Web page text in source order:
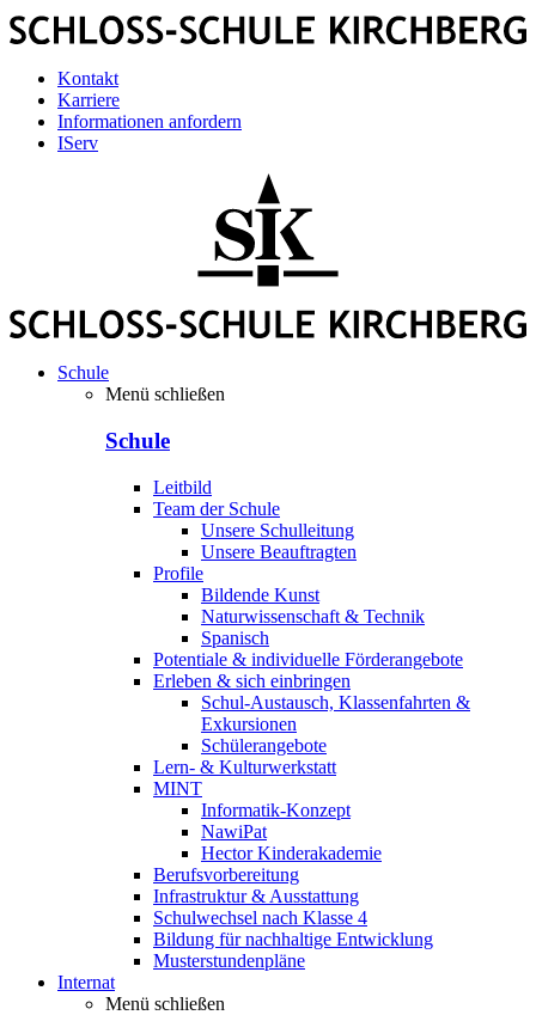
Kontakt
Karriere
Informationen anfordern
IServ
Schule
Menü schließen
Schule
Leitbild
Team der Schule
Unsere Schulleitung
Unsere Beauftragten
Profile
Bildende Kunst
Naturwissenschaft & Technik
Spanisch
Potentiale & individuelle Förderangebote
Erleben & sich einbringen
Schul-Austausch, Klassenfahrten &
Exkursionen
Schülerangebote
Lern- & Kulturwerkstatt
MINT
Informatik-Konzept
NawiPat
Hector Kinderakademie
Berufsvorbereitung
Infrastruktur & Ausstattung
Schulwechsel nach Klasse 4
Bildung für nachhaltige Entwicklung
Musterstundenpläne
Internat
Menü schließen